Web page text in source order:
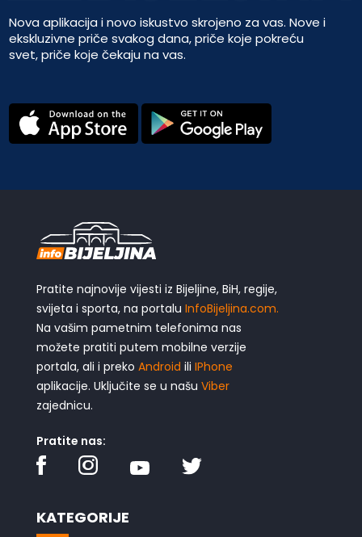
Nova aplikacija i novo iskustvo skrojeno za vas. Nove i
ekskluzivne priče svakog dana, priče koje pokreću
svet, priče koje čekaju na vas.
Pratite najnovije vijesti iz Bijeljine, BiH, regije,
svijeta i sporta, na portalu InfoBijeljina.com.
Na vašim pametnim telefonima nas
možete pratiti putem mobilne verzije
portala, ali i preko Android ili IPhone
aplikacije. Uključite se u našu Viber
zajednicu.
Pratite nas:
KATEGORIJE